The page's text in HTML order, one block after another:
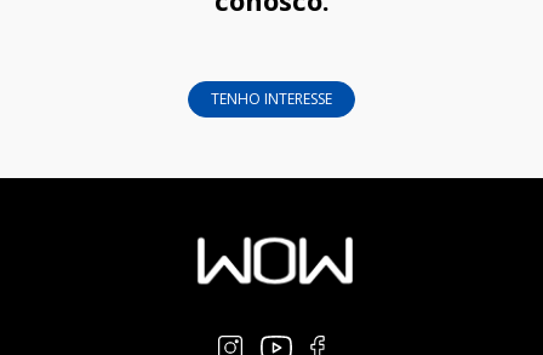
TENHO INTERESSE